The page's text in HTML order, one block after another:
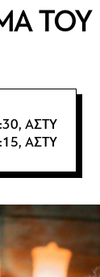
ΤΟΥ
ΑΣΤΥ
ΑΣΤΥ